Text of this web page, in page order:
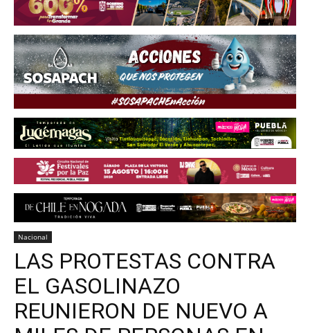
Nacional
LAS PROTESTAS CONTRA
EL GASOLINAZO
REUNIERON DE NUEVO A